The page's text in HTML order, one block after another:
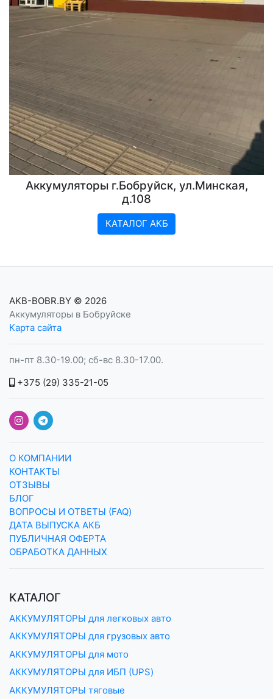
Аккумуляторы г.Бобруйск, ул.Минская,
д.108
КАТАЛОГ АКБ
AKB-BOBR.BY © 2026
Аккумуляторы в Бобруйске
Карта сайта
пн-пт 8.30-19.00; сб-вс 8.30-17.00.
+375 (29) 335-21-05
О КОМПАНИИ
КОНТАКТЫ
ОТЗЫВЫ
БЛОГ
ВОПРОСЫ И ОТВЕТЫ (FAQ)
ДАТА ВЫПУСКА АКБ
ПУБЛИЧНАЯ ОФЕРТА
ОБРАБОТКА ДАННЫХ
КАТАЛОГ
АККУМУЛЯТОРЫ для легковых авто
АККУМУЛЯТОРЫ для грузовых авто
АККУМУЛЯТОРЫ для мото
АККУМУЛЯТОРЫ для ИБП (UPS)
АККУМУЛЯТОРЫ тяговые